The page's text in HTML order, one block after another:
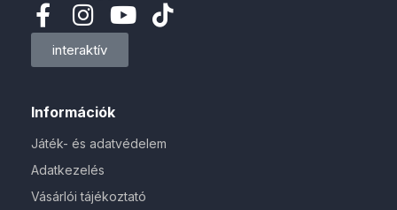
Információk
Játék- és adatvédelem
Adatkezelés
Vásárlói tájékoztató
interaktív